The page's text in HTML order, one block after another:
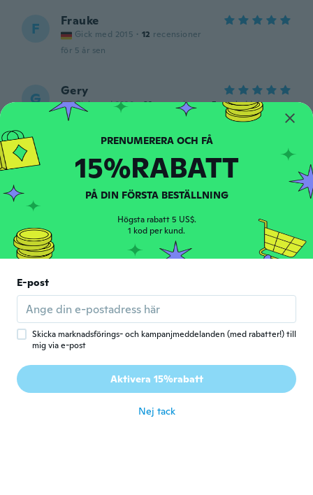
F Frauke
Gick med 2015 · 12 recensioner
för 5 år sen
G Gery
Gick med 2020 · 60 recensioner · 5 uppladdningar
för 5 år sen
A Andy
Gick med 2019 · 34 recensioner ·
för 5 år sen
F
recensioner
för 5 år sen
J John
Gick med 2018 · 8 recensioner
för 5 år sen
Gick med 2014 · 7 recensioner · 2 uppladdningar
PRENUMERERA OCH FÅ
15%RABATT
PÅ DIN FÖRSTA BESTÄLLNING
Högsta rabatt 5 US$.
1 kod per kund.
E-post
Skicka marknadsförings- och kampanjmeddelanden (med rabatter!) till
mig via e-post
Aktivera 15%rabatt
Nej tack